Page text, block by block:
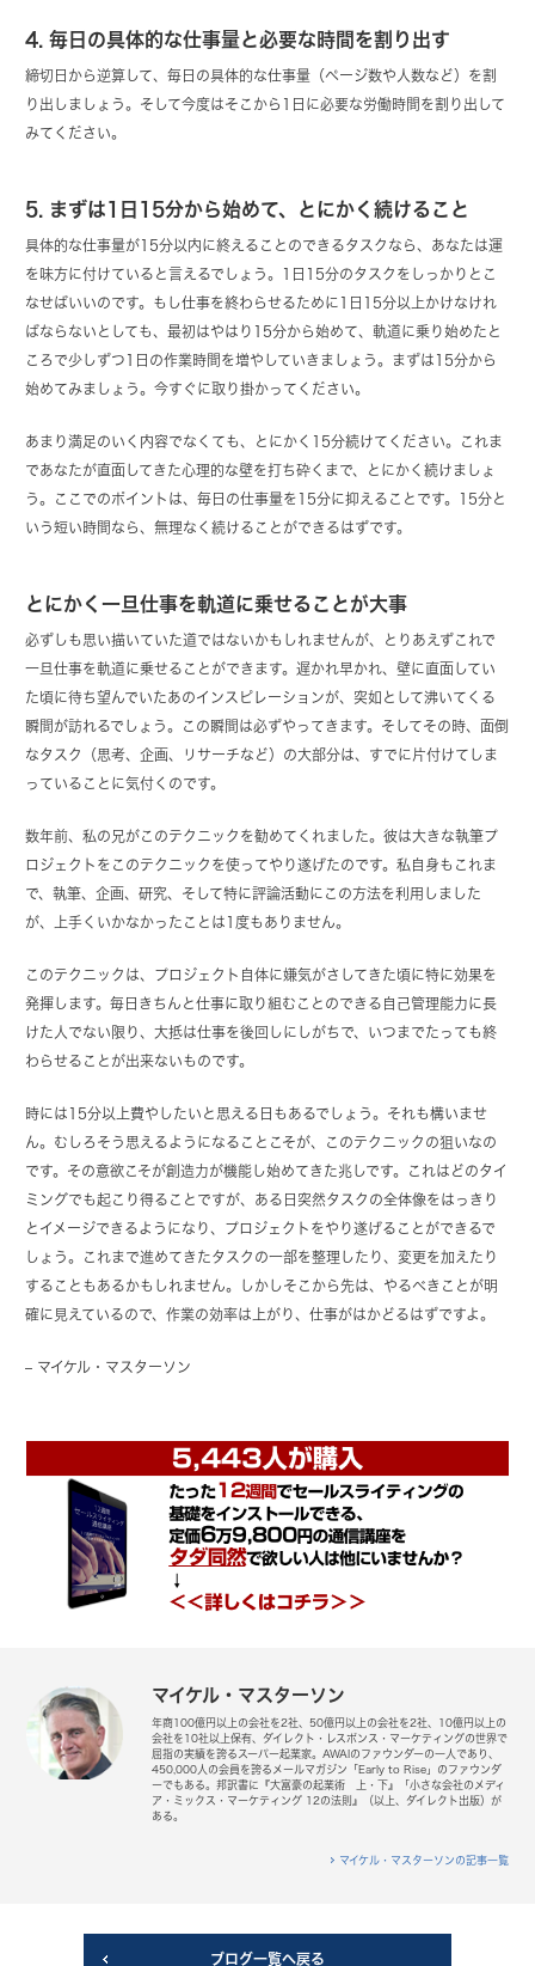
4. 毎日の具体的な仕事量と必要な時間を割り出す
締切日から逆算して、毎日の具体的な仕事量（ページ数や人数など）を割
り出しましょう。そして今度はそこから1日に必要な労働時間を割り出して
みてください。
5. まずは1日15分から始めて、とにかく続けること
具体的な仕事量が15分以内に終えることのできるタスクなら、あなたは運
を味方に付けていると言えるでしょう。1日15分のタスクをしっかりとこ
なせばいいのです。もし仕事を終わらせるために1日15分以上かけなけれ
ばならないとしても、最初はやはり15分から始めて、軌道に乗り始めたと
ころで少しずつ1日の作業時間を増やしていきましょう。まずは15分から
始めてみましょう。今すぐに取り掛かってください。
あまり満足のいく内容でなくても、とにかく15分続けてください。これま
であなたが直面してきた心理的な壁を打ち砕くまで、とにかく続けましょ
う。ここでのポイントは、毎日の仕事量を15分に抑えることです。15分と
いう短い時間なら、無理なく続けることができるはずです。
とにかく一旦仕事を軌道に乗せることが大事
必ずしも思い描いていた道ではないかもしれませんが、とりあえずこれで
一旦仕事を軌道に乗せることができます。遅かれ早かれ、壁に直面してい
た頃に待ち望んでいたあのインスピレーションが、突如として沸いてくる
瞬間が訪れるでしょう。この瞬間は必ずやってきます。そしてその時、面倒
なタスク（思考、企画、リサーチなど）の大部分は、すでに片付けてしま
っていることに気付くのです。
数年前、私の兄がこのテクニックを勧めてくれました。彼は大きな執筆プ
ロジェクトをこのテクニックを使ってやり遂げたのです。私自身もこれま
で、執筆、企画、研究、そして特に評論活動にこの方法を利用しました
が、上手くいかなかったことは1度もありません。
このテクニックは、プロジェクト自体に嫌気がさしてきた頃に特に効果を
発揮します。毎日きちんと仕事に取り組むことのできる自己管理能力に長
けた人でない限り、大抵は仕事を後回しにしがちで、いつまでたっても終
わらせることが出来ないものです。
時には15分以上費やしたいと思える日もあるでしょう。それも構いませ
ん。むしろそう思えるようになることこそが、このテクニックの狙いなの
です。その意欲こそが創造力が機能し始めてきた兆しです。これはどのタイ
ミングでも起こり得ることですが、ある日突然タスクの全体像をはっきり
とイメージできるようになり、プロジェクトをやり遂げることができるで
しょう。これまで進めてきたタスクの一部を整理したり、変更を加えたり
することもあるかもしれません。しかしそこから先は、やるべきことが明
確に見えているので、作業の効率は上がり、仕事がはかどるはずですよ。
– マイケル・マスターソン
マイケル・マスターソン
年商100億円以上の会社を2社、50億円以上の会社を2社、10億円以上の
会社を10社以上保有、ダイレクト・レスポンス・マーケティングの世界で
屈指の実績を誇るスーパー起業家。AWAIのファウンダーの一人であり、
450,000人の会員を誇るメールマガジン「Early to Rise」のファウンダ
ーでもある。邦訳書に『大富豪の起業術 上・下』「小さな会社のメディ
ア・ミックス・マーケティング 12の法則』（以上、ダイレクト出版）が
ある。
マイケル・マスターソンの記事一覧
ブログ一覧へ戻る